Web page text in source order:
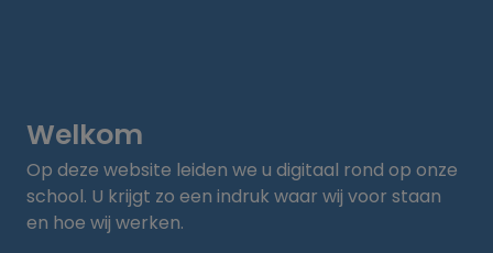
Welkom
Op deze website leiden we u digitaal rond op onze
school. U krijgt zo een indruk waar wij voor staan
en hoe wij werken.